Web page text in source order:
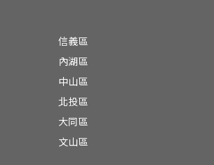
信義區
內湖區
中山區
北投區
大同區
文山區